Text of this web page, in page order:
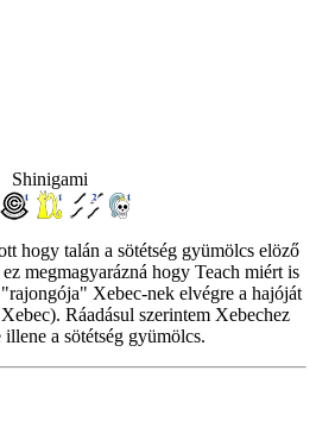
Shinigami
hogy talán a sötétség gyümölcs elöző
megmagyarázná hogy Teach miért is
Xebec-nek elvégre a hajóját
Ráadásul szerintem Xebechez
a sötétség gyümölcs.